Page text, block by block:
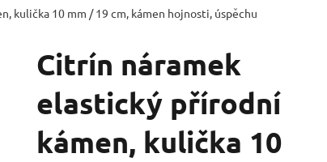
kulička 10 mm / 19 cm, kámen hojnosti, úspěchu
Citrín náramek
elastický přírodní
kámen, kulička 10